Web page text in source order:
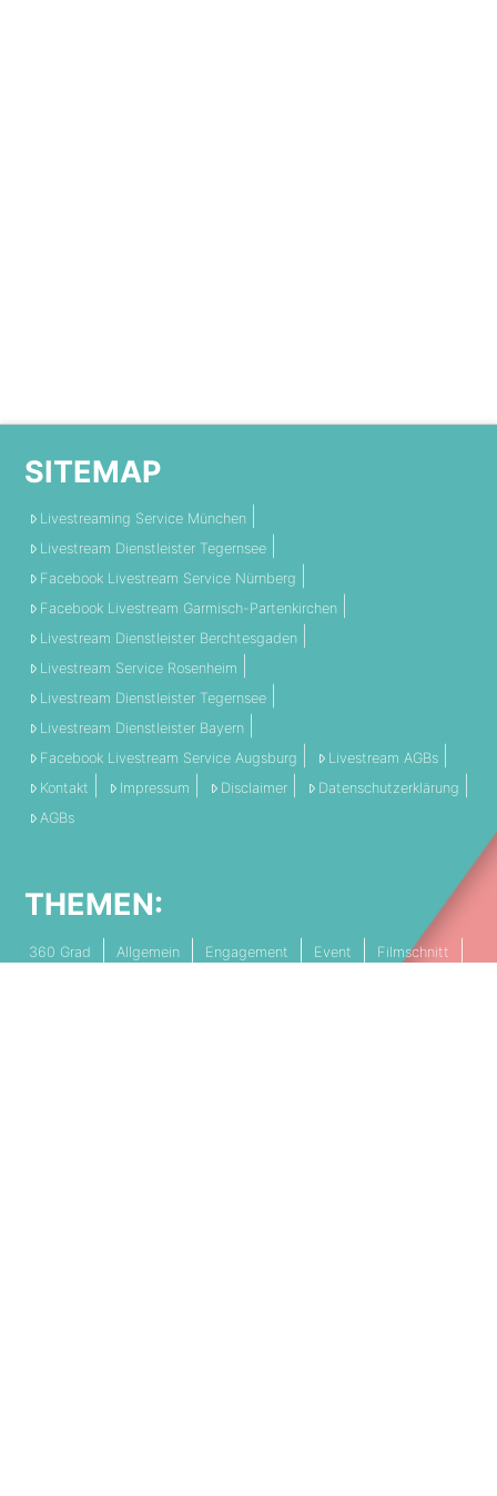
SITEMAP
Livestreaming Service München
Livestream Dienstleister Tegernsee
Facebook Livestream Service Nürnberg
Facebook Livestream Garmisch-Partenkirchen
Livestream Dienstleister Berchtesgaden
Livestream Service Rosenheim
Livestream Dienstleister Tegernsee
Livestream Dienstleister Bayern
Facebook Livestream Service Augsburg
Livestream AGBs
Kontakt
Impressum Disclaimer
Datenschutzerklärung
AGBs
THEMEN:
360 Grad Allgemein Engagement Event
Filmschnitt